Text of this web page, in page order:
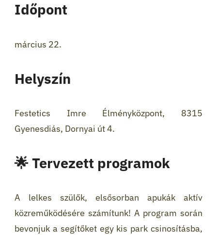
Időpont
március 22.
Helyszín
Festetics Imre Élményközpont, 8315
Gyenesdiás, Dornyai út 4.
🌟 Tervezett programok
A lelkes szülők, elsősorban apukák aktív
közreműködésére számítunk! A program során
bevonjuk a segítőket egy kis park csinosításba,